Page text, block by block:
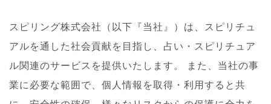
スピリング株式会社（以下『当社』）は、スピリチュ
アルを通した社会貢献を目指し、占い・スピリチュア
ル関連のサービスを提供いたします。 また、当社の事
業に必要な範囲で、個人情報を取得・利用すると共